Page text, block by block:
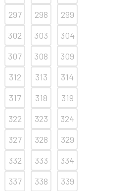
297 298
299
302 303
304
307 308
309
312 313
314
317 318
319
322 323
324
327 328
329
332 333
334
337 338
339